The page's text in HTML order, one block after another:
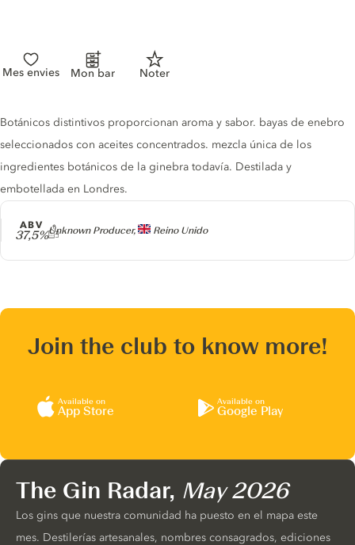
Mes envies Mon bar Noter
Producer
Unknown Producer, Reino Unido
ABV
37,5%
Gin description
Botánicos distintivos proporcionan aroma y sabor. bayas de enebro
seleccionados con aceites concentrados. mezcla única de los
ingredientes botánicos de la ginebra todavía. Destilada y
embotellada en Londres.
Join the club to know more!
Available on
App Store
Available on
Google Play
The Gin Radar, May 2026
Los gins que nuestra comunidad ha puesto en el mapa este
mes. Destilerías artesanales, nombres consagrados, ediciones